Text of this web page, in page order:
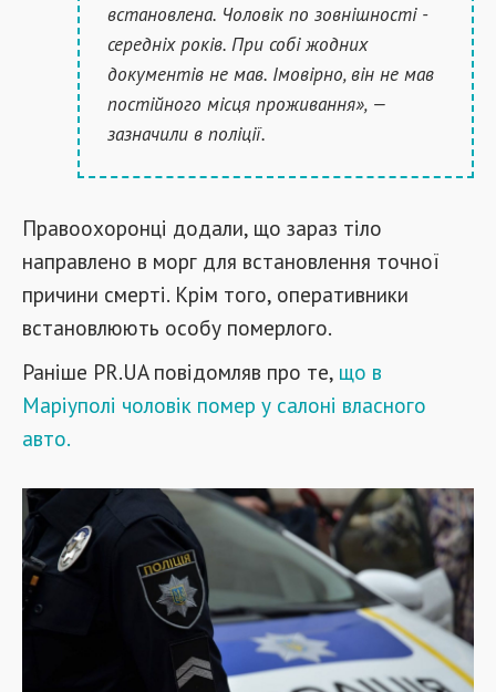
встановлена. Чоловік по зовнішності -
середніх років. При собі жодних
документів не мав. Імовірно, він не мав
постійного місця проживання», —
зазначили в поліції.
Правоохоронці додали, що зараз тіло
направлено в морг для встановлення точної
причини смерті. Крім того, оперативники
встановлюють особу померлого.
Раніше PR.UA повідомляв про те, що в
Маріуполі чоловік помер у салоні власного
авто.